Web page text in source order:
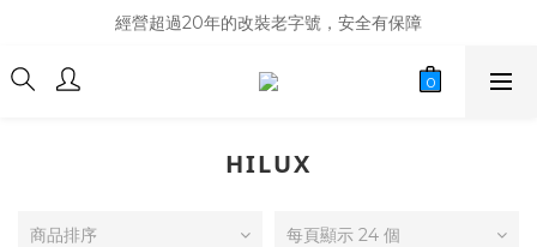
商品庫存變動快速，難免庫存不同步，建議購買之前先詢問貨況
經營超過20年的改裝老字號，安全有保障
商品庫存變動快速，難免庫存不同步，建議購買之前先詢問貨況
HILUX
商品排序 每頁顯示 24 個